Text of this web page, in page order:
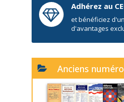
Adhérez au
et bénéficiez
d'avantages
Anciens